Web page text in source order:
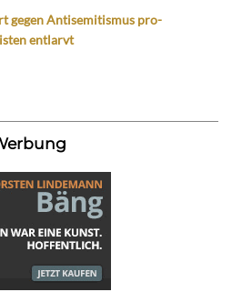
gegen Antisemitismus pro-
entlarvt